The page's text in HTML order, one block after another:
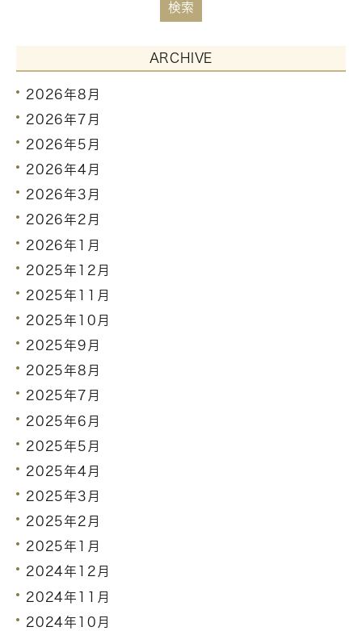
ARCHIVE
2026年8月
2026年7月
2026年5月
2026年4月
2026年3月
2026年2月
2026年1月
2025年12月
2025年11月
2025年10月
2025年9月
2025年8月
2025年7月
2025年6月
2025年5月
2025年4月
2025年3月
2025年2月
2025年1月
2024年12月
2024年11月
2024年10月